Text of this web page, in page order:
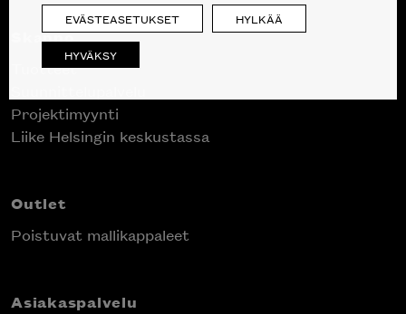
Skanno
Tuotteet
Projektimyynti
Liike Helsingin keskustassa
Outlet
Poistuvat mallikappaleet
Asiakaspalvelu
EVÄSTEASETUKSET HYLKÄÄ
HYVÄKSY